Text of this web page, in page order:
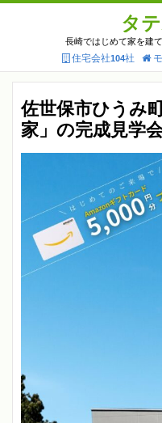
タ
長崎ではじめて家を建
住宅会社104社
佐世保市ひうみ
家」の完成見学